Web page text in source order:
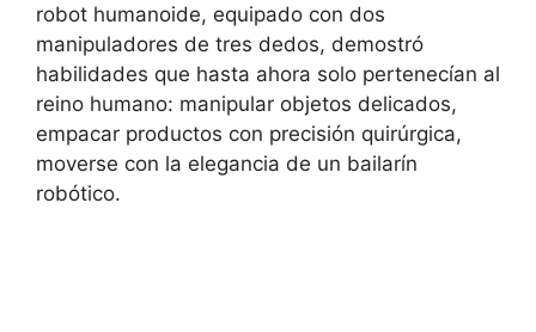
robot humanoide, equipado con dos
manipuladores de tres dedos, demostró
habilidades que hasta ahora solo pertenecían al
reino humano: manipular objetos delicados,
empacar productos con precisión quirúrgica,
moverse con la elegancia de un bailarín
robótico.